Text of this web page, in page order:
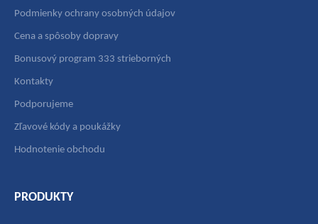
Podmienky ochrany osobných údajov
Cena a spôsoby dopravy
Bonusový program 333 strieborných
Kontakty
Podporujeme
Zľavové kódy a poukážky
Hodnotenie obchodu
PRODUKTY